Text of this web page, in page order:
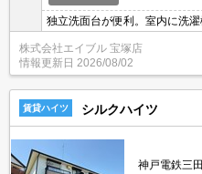
独立洗面台が便利。室内に洗
部屋をお探しの方に。TVイン
株式会社エイブル 宝塚店
情報更新日 2026/08/02
賃貸ハイツ シルクハイツ
神戸電鉄三